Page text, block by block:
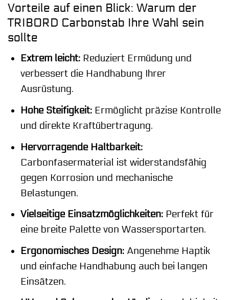
Vorteile auf einen Blick: Warum der
TRIBORD Carbonstab Ihre Wahl sein
sollte
Extrem leicht:Reduziert Ermüdung und
verbessert die Handhabung Ihrer
Ausrüstung.
Hohe Steifigkeit:Ermöglicht präzise Kontrolle
und direkte Kraftübertragung.
Hervorragende Haltbarkeit:
Carbonfasermaterial ist widerstandsfähig
gegen Korrosion und mechanische
Belastungen.
Vielseitige Einsatzmöglichkeiten:Perfekt für
eine breite Palette von Wassersportarten.
Ergonomisches Design:Angenehme Haptik
und einfache Handhabung auch bei langen
Einsätzen.